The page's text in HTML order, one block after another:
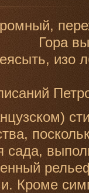
Гора
изо
Кроме